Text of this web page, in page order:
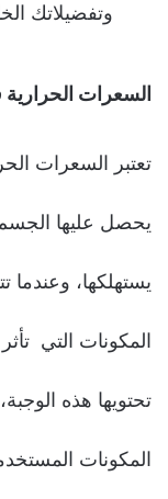
وتفضيلاتك
السعرات
تعتبر السعرات
يحصل عليها
يستهلكها، وعندما
المكونات التي
تحتويها هذه
المكونات